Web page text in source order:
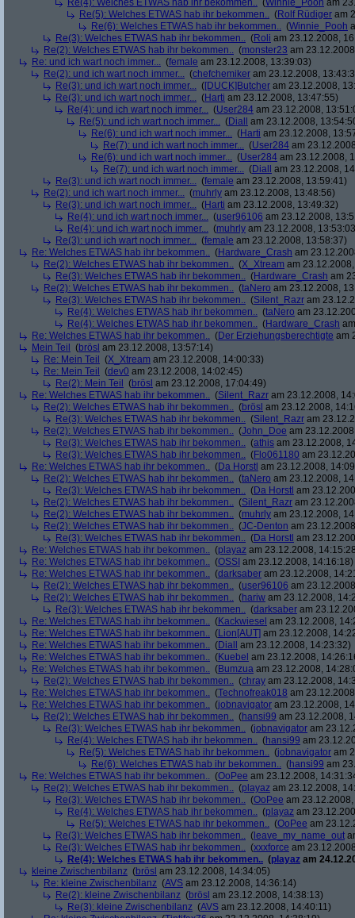
Re(4): Welches ETWAS hab ihr bekommen.. (Winnie_Pooh am
Re(5): Welches ETWAS hab ihr bekommen.. (Rolf Rüdiger am
Re(6): Welches ETWAS hab ihr bekommen.. (Winnie_Pooh
Re(3): Welches ETWAS hab ihr bekommen.. (Roli am 23.12.2008,
Re(2): Welches ETWAS hab ihr bekommen.. (monster23 am
Re: und ich wart noch immer... (female am 23.12.2008, 13:39:03)
Re(2): und ich wart noch immer... (chefchemiker am 23.12.2008,
Re(3): und ich wart noch immer... ([DUCK]Butcher am 23.12.2008,
Re(3): und ich wart noch immer... (Harti am 23.12.2008, 13:47:55)
Re(4): und ich wart noch immer... (User284 am 23.12.2008,
Re(5): und ich wart noch immer... (Diall
am 23.12.2008,
Re(6): und ich wart noch immer... (Harti am 23.12.2008,
Re(7): und ich wart noch immer... (User284 am
Re(6): und ich wart noch immer... (User284 am 23.12.2008,
Re(7): und ich wart noch immer... (Diall
am 23.12.2008,
Re(3): und ich wart noch immer... (female am 23.12.2008, 13:59:41)
Re(2): und ich wart noch immer... (muhrly am 23.12.2008, 13:48:56)
Re(3): und ich wart noch immer... (Harti am 23.12.2008, 13:49:32)
Re(4): und ich wart noch immer... (user96106 am 23.12.2008,
Re(4): und ich wart noch immer... (muhrly am 23.12.2008,
Re(3): und ich wart noch immer... (female am 23.12.2008, 13:58:37)
Re: Welches ETWAS hab ihr bekommen.. (Hardware_Crash am
Re(2): Welches ETWAS hab ihr bekommen.. (X_Xtream am
Re(3): Welches ETWAS hab ihr bekommen.. (Hardware_Crash am
Re(2): Welches ETWAS hab ihr bekommen.. (taNero am 23.12.2008,
Re(3): Welches ETWAS hab ihr bekommen.. (Silent_Razr am
Re(4): Welches ETWAS hab ihr bekommen.. (taNero am
Re(4): Welches ETWAS hab ihr bekommen.. (Hardware_Crash
Re: Welches ETWAS hab ihr bekommen.. (Der Erziehungsberechtigte am
Mein Teil
(brösl am 23.12.2008, 13:57:14)
Re: Mein Teil
(X_Xtream am 23.12.2008, 14:00:33)
Re: Mein Teil
(dev0 am 23.12.2008, 14:02:45)
Re(2): Mein Teil
(brösl am 23.12.2008, 17:04:49)
Re: Welches ETWAS hab ihr bekommen.. (Silent_Razr am 23.12.2008,
Re(2): Welches ETWAS hab ihr bekommen.. (brösl am 23.12.2008,
Re(3): Welches ETWAS hab ihr bekommen.. (Silent_Razr am
Re(2): Welches ETWAS hab ihr bekommen.. (John_Doe am
Re(3): Welches ETWAS hab ihr bekommen.. (athis am 23.12.2008,
Re(3): Welches ETWAS hab ihr bekommen.. (Flo061180 am
Re: Welches ETWAS hab ihr bekommen.. (Da Horstl am 23.12.2008,
Re(2): Welches ETWAS hab ihr bekommen.. (taNero am 23.12.2008,
Re(3): Welches ETWAS hab ihr bekommen.. (Da Horstl am
Re(2): Welches ETWAS hab ihr bekommen.. (Silent_Razr am
Re(2): Welches ETWAS hab ihr bekommen.. (muhrly am 23.12.2008,
Re(2): Welches ETWAS hab ihr bekommen.. (JC-Denton am
Re(3): Welches ETWAS hab ihr bekommen.. (Da Horstl am
Re: Welches ETWAS hab ihr bekommen.. (playaz am 23.12.2008,
Re: Welches ETWAS hab ihr bekommen.. (OSSI am 23.12.2008, 14:16:18)
Re: Welches ETWAS hab ihr bekommen.. (darksaber am 23.12.2008,
Re(2): Welches ETWAS hab ihr bekommen.. (user96106 am
Re(2): Welches ETWAS hab ihr bekommen.. (hariw am 23.12.2008,
Re(3): Welches ETWAS hab ihr bekommen.. (darksaber am
Re: Welches ETWAS hab ihr bekommen.. (Kackwiesel am 23.12.2008,
Re: Welches ETWAS hab ihr bekommen.. (Lion[AUT] am 23.12.2008,
Re: Welches ETWAS hab ihr bekommen.. (Diall
am 23.12.2008, 14:23:32)
Re: Welches ETWAS hab ihr bekommen.. (Kuebel am 23.12.2008,
Re: Welches ETWAS hab ihr bekommen.. (Bumzua am 23.12.2008,
Re(2): Welches ETWAS hab ihr bekommen.. (chray am 23.12.2008,
Re: Welches ETWAS hab ihr bekommen.. (Technofreak018 am
Re: Welches ETWAS hab ihr bekommen.. (jobnavigator am 23.12.2008,
Re(2): Welches ETWAS hab ihr bekommen.. (hansi99 am 23.12.2008,
Re(3): Welches ETWAS hab ihr bekommen.. (jobnavigator am
Re(4): Welches ETWAS hab ihr bekommen.. (hansi99 am
Re(5): Welches ETWAS hab ihr bekommen.. (jobnavigator am
Re(6): Welches ETWAS hab ihr bekommen.. (hansi99 am
Re: Welches ETWAS hab ihr bekommen.. (OoPee am 23.12.2008,
Re(2): Welches ETWAS hab ihr bekommen.. (playaz am 23.12.2008,
Re(3): Welches ETWAS hab ihr bekommen.. (OoPee am
Re(4): Welches ETWAS hab ihr bekommen.. (playaz am
Re(5): Welches ETWAS hab ihr bekommen.. (OoPee am
Re(3): Welches ETWAS hab ihr bekommen.. ( leave_my_name_out
Re(3): Welches ETWAS hab ihr bekommen.. (xxxforce am
Re(4): Welches ETWAS hab ihr bekommen.. (playaz am
kleine Zwischenbilanz (brösl am 23.12.2008, 14:34:05)
Re: kleine Zwischenbilanz (AVS am 23.12.2008, 14:36:14)
Re(2): kleine Zwischenbilanz (brösl am 23.12.2008, 14:38:13)
Re(3): kleine Zwischenbilanz (AVS am 23.12.2008, 14:40:11)